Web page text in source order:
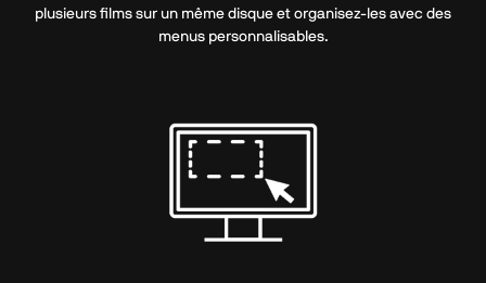
plusieurs films sur un même disque et organisez-les avec des
menus personnalisables.